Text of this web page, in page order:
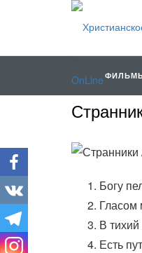
Богу
Гласом
В
Есть